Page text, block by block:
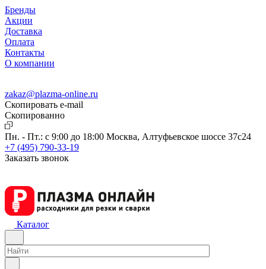
Бренды
Акции
Доставка
Оплата
Контакты
О компании
zakaz@plazma-online.ru
Скопировать e-mail
Cкопированно
Пн. - Пт.: с 9:00 до 18:00 Москва, Алтуфьевское шоссе 37с24
+7 (495) 790-33-19
Заказать звонок
Каталог